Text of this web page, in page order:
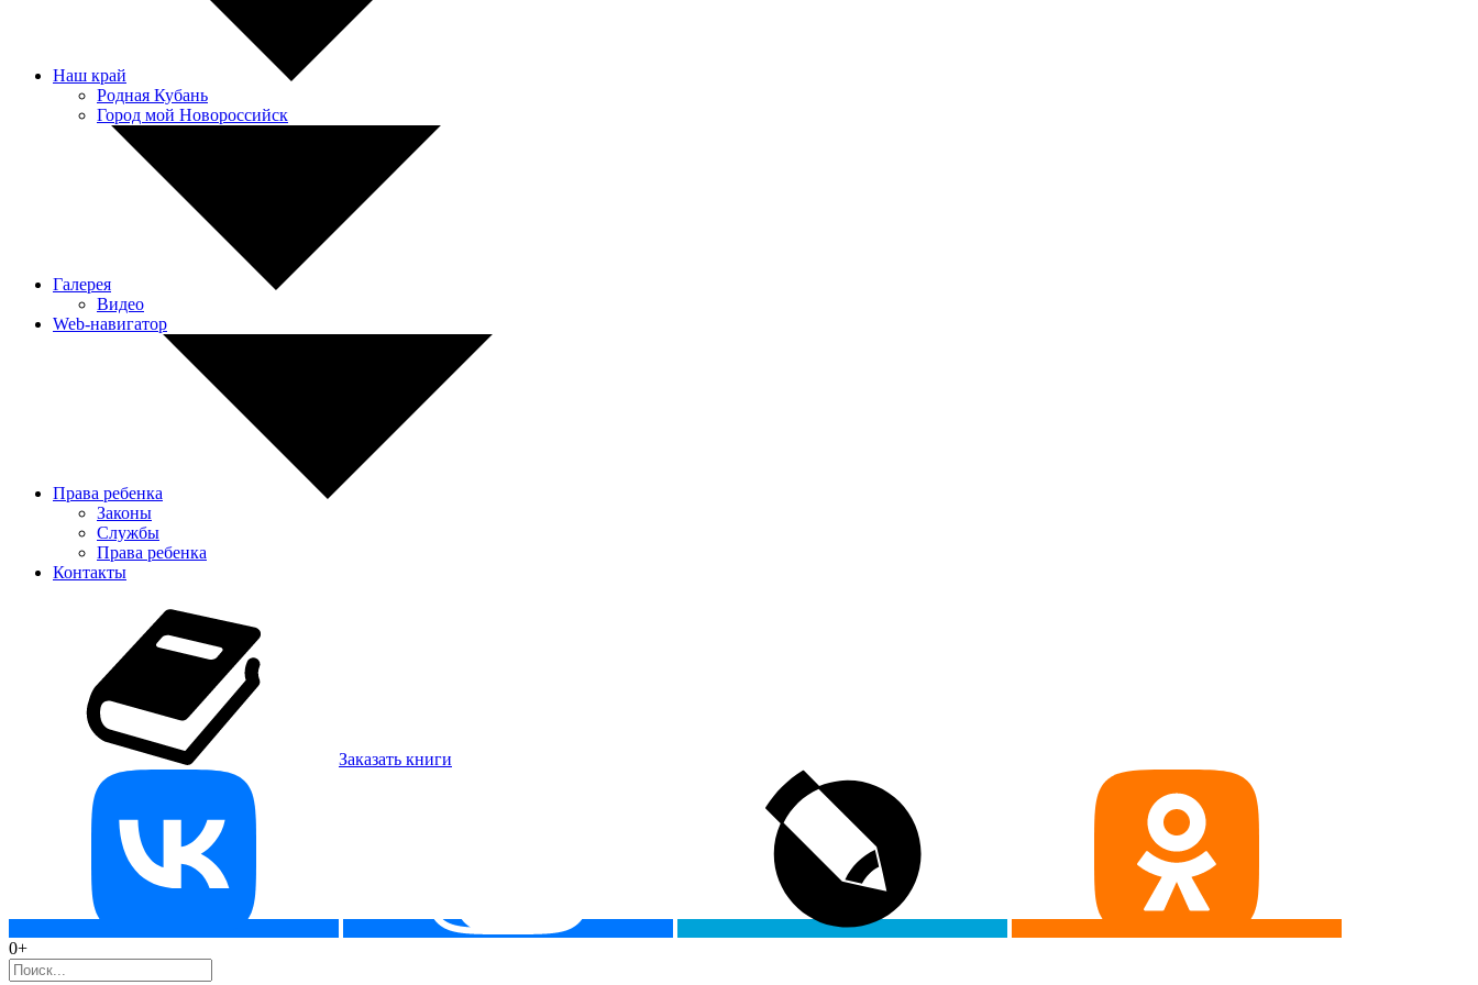
Наш край
Родная Кубань
Город мой Новороссийск
Галерея
Видео
Web-навигатор
Права ребенка
Законы
Службы
Права ребенка
Контакты
Заказать книги
0+